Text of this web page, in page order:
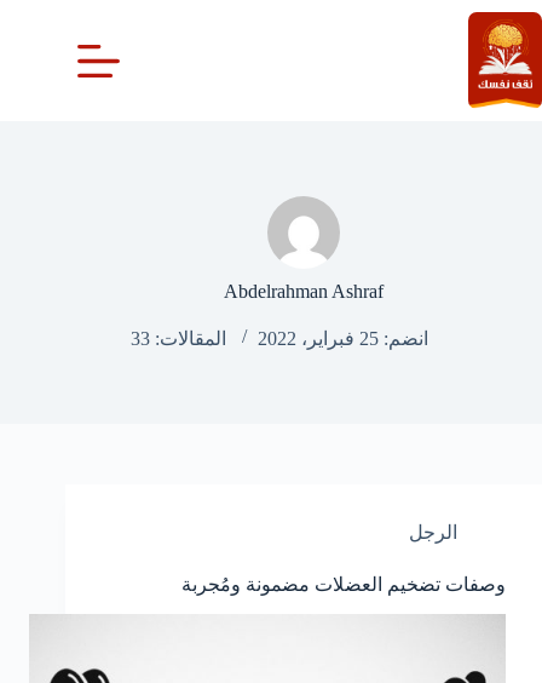
التجاوز
إلى
المحتوى
Abdelrahman Ashraf
انضم: 25 فبراير، 2022 المقالات: 33
الرجل
وصفات تضخيم العضلات مضمونة ومُجربة